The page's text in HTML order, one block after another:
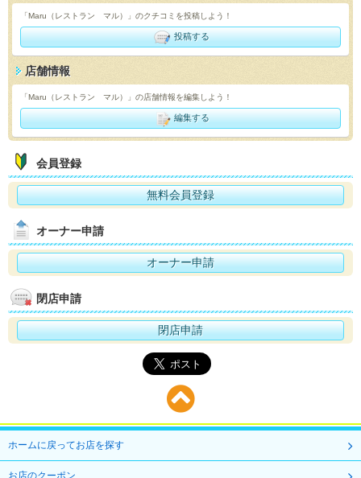
「Maru（レストラン マル）」のクチコミを投稿しよう！
投稿する
店舗情報
「Maru（レストラン マル）」の店舗情報を編集しよう！
編集する
会員登録
無料会員登録
オーナー申請
オーナー申請
閉店申請
閉店申請
ホームに戻ってお店を探す